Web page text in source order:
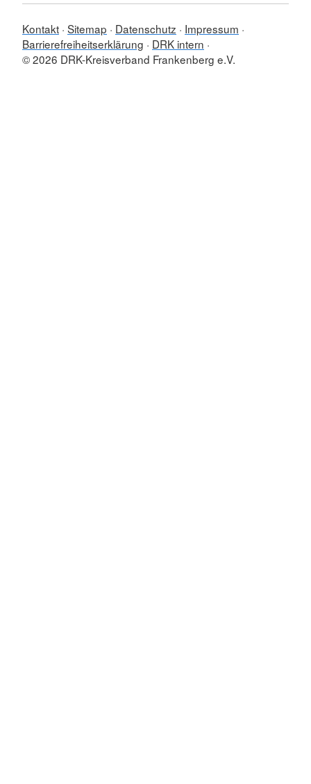
Kontakt Sitemap Datenschutz
Impressum
Barrierefreiheitserklärung
DRK intern
© 2026 DRK-Kreisverband Frankenberg e.V.